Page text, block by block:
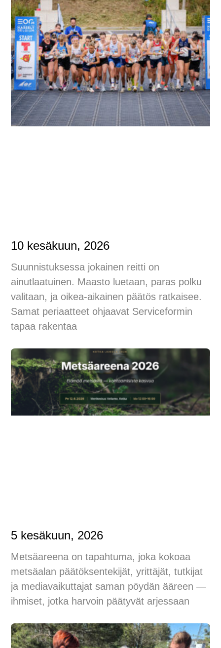
10 kesäkuun, 2026
Suunnistuksessa jokainen reitti on
ainutlaatuinen. Maasto luetaan, paras polku
valitaan, ja oikea-aikainen päätös ratkaisee.
Samat periaatteet ohjaavat Serviceformin
tapaa rakentaa
5 kesäkuun, 2026
Metsäareena on tapahtuma, joka kokoaa
metsäalan päätöksentekijät, yrittäjät, tutkijat
ja mediavaikuttajat saman pöydän ääreen —
ihmiset, jotka harvoin päätyvät arjessaan